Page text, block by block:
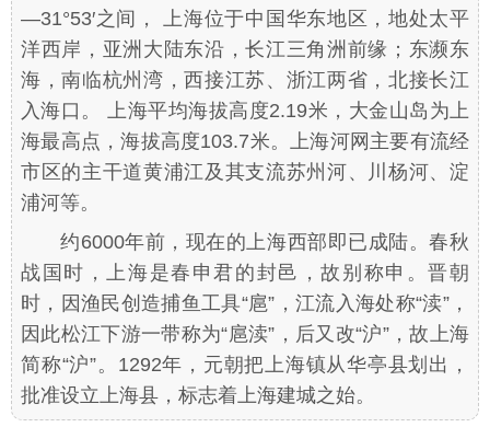
—31°53′之间， 上海位于中国华东地区，地处太平
洋西岸，亚洲大陆东沿，长江三角洲前缘；东濒东
海，南临杭州湾，西接江苏、浙江两省，北接长江
入海口。 上海平均海拔高度2.19米，大金山岛为上
海最高点，海拔高度103.7米。上海河网主要有流经
市区的主干道黄浦江及其支流苏州河、川杨河、淀
浦河等。
约6000年前，现在的上海西部即已成陆。春秋
战国时，上海是春申君的封邑，故别称申。晋朝
时，因渔民创造捕鱼工具“扈”，江流入海处称“渎”，
因此松江下游一带称为“扈渎”，后又改“沪”，故上海
简称“沪”。1292年，元朝把上海镇从华亭县划出，
批准设立上海县，标志着上海建城之始。